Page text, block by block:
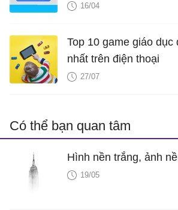
16/04
Top 10 game giáo dục
nhất trên điện thoại
27/07
Có thể bạn quan tâm
Hình nền trắng, ảnh
19/05